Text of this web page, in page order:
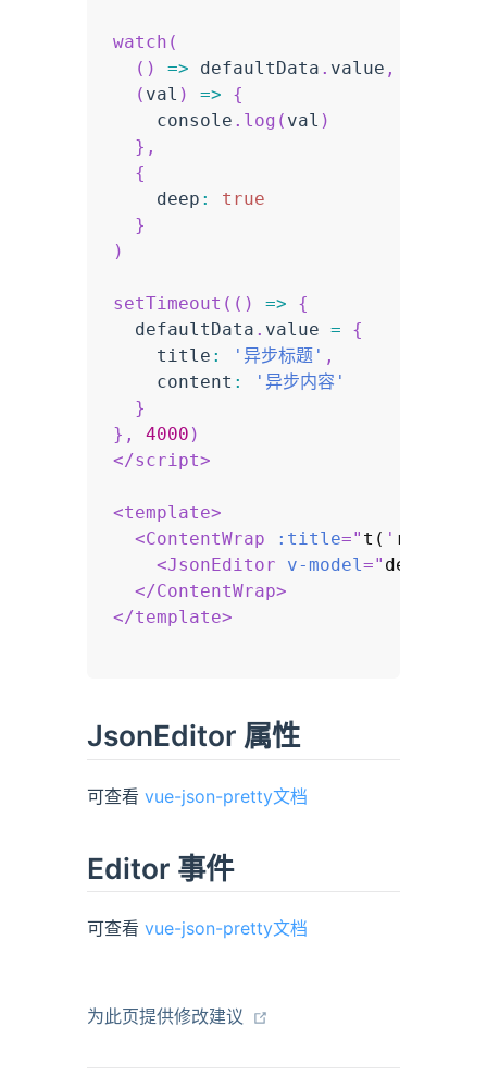
watch (
( ) => defaultData . value ,
( val ) =>
{
    console
. log ( val )
} ,
{
    deep
:
true
}
)
setTimeout ( ( ) =>
{
  defaultData
. value =
{
    title
: '异步标题' ,
    content
:
'异步内容'
}
} , 4000 )
</script>
<template>
<ContentWrap :title=" t( '
<JsonEditor v-model ="
</ContentWrap>
</template>
JsonEditor 属性
可查看 vue-json-pretty文档
Editor 事件
可查看 vue-json-pretty文档
为此页提供修改建议